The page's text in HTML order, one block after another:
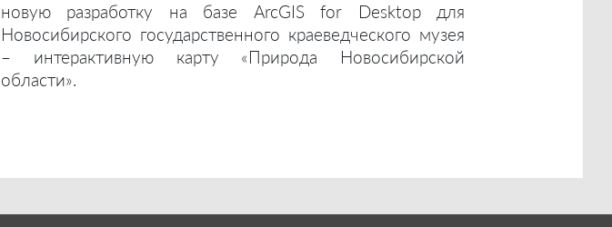
новую разработку на базе ArcGIS for Desktop для
Новосибирского государственного краеведческого музея
– интерактивную карту «Природа Новосибирской
области».